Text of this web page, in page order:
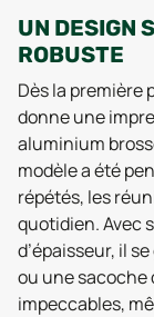
UN DESIGN
ROBUSTE
Dès la première
donne une
aluminium
modèle a été
répétés, les
quotidien. Avec
d’épaisseur, il
ou une sacoche
impeccables,